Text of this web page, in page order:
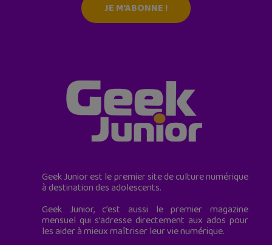
JE M'ABONNE !
Geek Junior est le premier site de culture numérique
à destination des adolescents.
Geek Junior, c’est aussi le premier magazine
mensuel qui s’adresse directement aux ados pour
les aider à mieux maîtriser leur vie numérique.